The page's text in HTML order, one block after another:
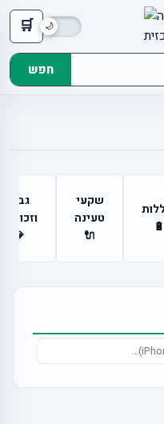
🛒
חפש
🔋
שקעי
טעינה
🔌
גבים
💎